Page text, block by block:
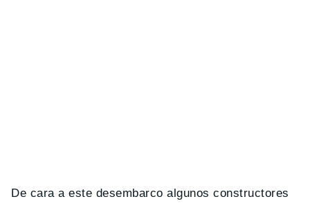
De cara a este desembarco algunos constructores